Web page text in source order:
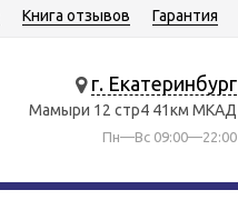
Книга отзывов Гарантия
г. Екатеринбург
Мамыри 12 стр4 41км МКАД
Пн—Вс 09:00—22:00